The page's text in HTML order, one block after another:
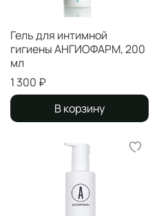
Гель для интимной
гигиены АНГИОФАРМ, 200
мл
1 300 ₽
В корзину